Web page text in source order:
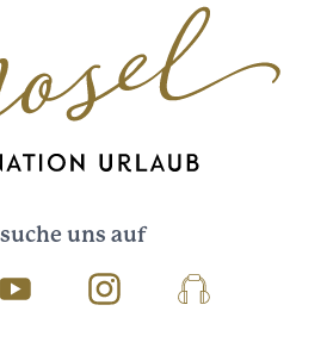
uns auf
Youtube InstagramPodcast